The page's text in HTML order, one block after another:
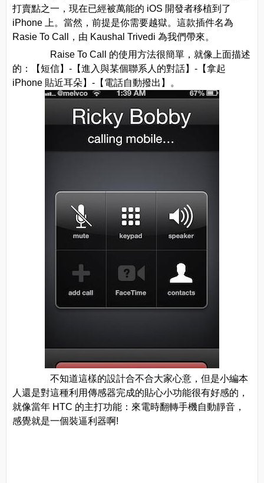
打賣點之一，現在已經被萬能的 iOS 開發者移植到了
iPhone 上。當然，前提是你需要越獄。這款插件名為
Rasie To Call，由 Kaushal Trivedi 為我們帶來。
Raise To Call 的使用方法很簡單，就像上面描述
的：【短信】-【進入與某個聯系人的對話】-【拿起
iPhone 貼近耳朵】-【電話自動撥出】。
不知道這樣的設計合不合大家心意，但是小編本
人還是對這種利用傳感器完成的貼心小功能很有好感的，
就像當年 HTC 的主打功能：來電時翻轉手機自動靜音，
感覺就是一個裝逼利器啊!